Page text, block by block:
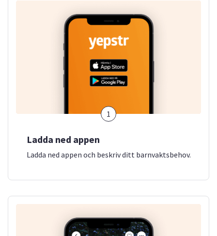
1
Ladda ned appen
Ladda ned appen och beskriv ditt barnvaktsbehov.